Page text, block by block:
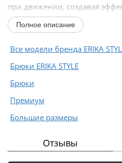
при движении, создавая
силуэт...
Полное описание
Все модели бренда ERIKA
Брюки ERIKA STYLE
Брюки
Премиум
Большие размеры
Отзывы